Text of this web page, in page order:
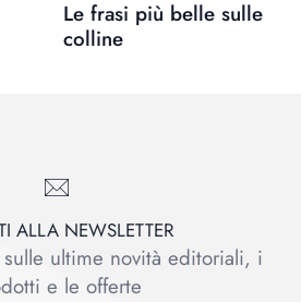
Le frasi più belle sulle
colline
ALLA NEWSLETTER
ultime novità editoriali, i
e le offerte